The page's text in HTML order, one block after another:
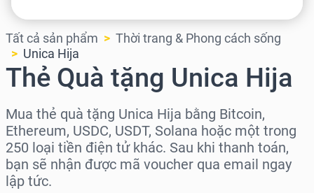
Tất cả sản phẩm
Thời trang & Phong cách sống
Unica Hija
Thẻ Quà tặng Unica Hija
Mua thẻ quà tặng Unica Hija bằng Bitcoin,
Ethereum, USDC, USDT, Solana hoặc một trong
250 loại tiền điện tử khác. Sau khi thanh toán,
bạn sẽ nhận được mã voucher qua email ngay
lập tức.